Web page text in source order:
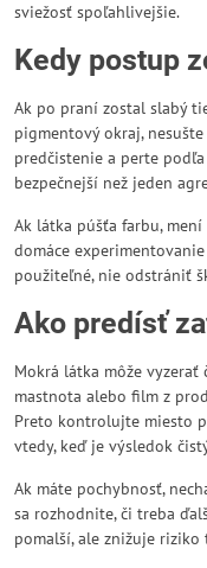
sviežosť spoľahlivejšie.
Kedy postup
Ak po praní zostal slabý
pigmentový okraj,
predčistenie a perte
bezpečnejší než jeden
Ak látka púšťa farbu,
domáce
použiteľné, nie odstrániť
Ako predísť
Mokrá látka môže vyzerať
mastnota alebo film z
Preto kontrolujte miesto
vtedy, keď je výsledok
Ak máte pochybnosť,
sa rozhodnite, či treba
pomalší, ale znižuje riziko